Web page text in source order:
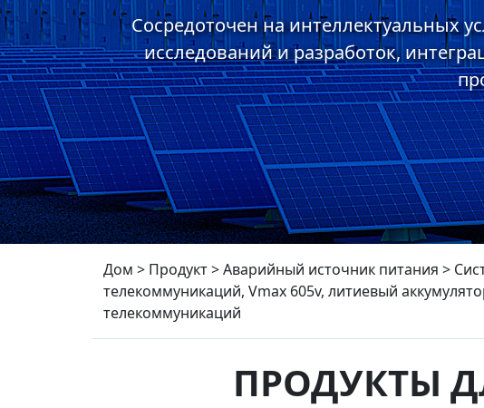
Сосредоточен на интеллектуальных
исследований и разработок,
Дом > Продукт>Аварийный источник питания >
телекоммуникаций, Vmax 605v, литиевый
телекоммуникаций
ПРОДУКТЫ